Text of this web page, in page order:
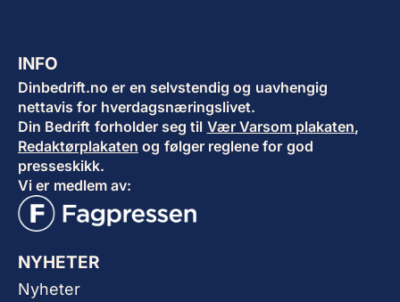
INFO
Dinbedrift.no er en selvstendig og uavhengig
nettavis for hverdagsnæringslivet.
Din Bedrift forholder seg til Vær Varsom plakaten,
Redaktørplakaten og følger reglene for god
presseskikk.
Vi er medlem av:
NYHETER
Nyheter